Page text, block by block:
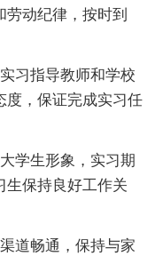
动纪律，按时到
习指导教师和学校
度，保证完成实习任
学生形象，实习期
生保持良好工作关
道畅通，保持与家